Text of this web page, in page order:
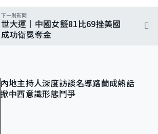
下一則新聞
世大運｜中國女籃81比69挫美國
成功衛冕奪金
內地主持人深度訪談名導路蘭成熱話
掀中西意識形態鬥爭